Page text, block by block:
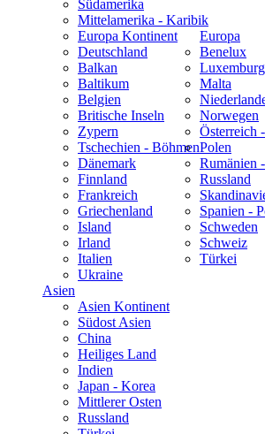
Südamerika
Mittelamerika - Karibik
Europa
Europa Kontinent
Deutschland
Balkan
Baltikum
Belgien
Britische Inseln
Zypern
Tschechien - Böhmen
Dänemark
Finnland
Frankreich
Griechenland
Island
Irland
Italien
Benelux
Luxemburg
Malta
Norwegen
Österreich
Polen
Rumänien
Russland
Spanien -
Schweden
Schweiz
Türkei
Ukraine
Asien
Asien Kontinent
Südost Asien
China
Heiliges Land
Indien
Japan - Korea
Mittlerer Osten
Russland